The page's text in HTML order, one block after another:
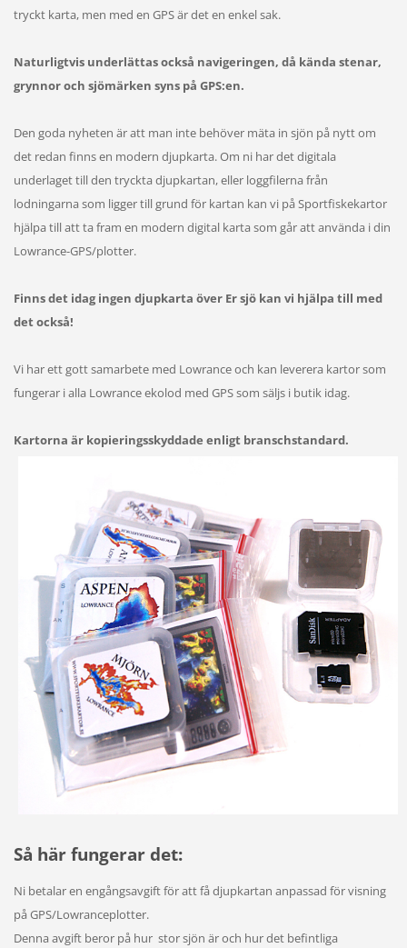
tryckt karta, men med en GPS är det en enkel sak.
Naturligtvis underlättas också navigeringen, då kända stenar,
grynnor och sjömärken syns på GPS:en.
Den goda nyheten är att man inte behöver mäta in sjön på nytt om
det redan finns en modern djupkarta. Om ni har det digitala
underlaget till den tryckta djupkartan, eller loggfilerna från
lodningarna som ligger till grund för kartan kan vi på Sportfiskekartor
hjälpa till att ta fram en modern digital karta som går att använda i din
Lowrance-GPS/plotter.
Finns det idag ingen djupkarta över Er sjö kan vi hjälpa till med
det också!
Vi har ett gott samarbete med Lowrance och kan leverera kartor som
fungerar i alla Lowrance ekolod med GPS som säljs i butik idag.
Kartorna är kopieringsskyddade enligt branschstandard.
Så här fungerar det:
Ni betalar en engångsavgift för att få djupkartan anpassad för visning
på GPS/Lowranceplotter.
Denna avgift beror på hur stor sjön är och hur det befintliga